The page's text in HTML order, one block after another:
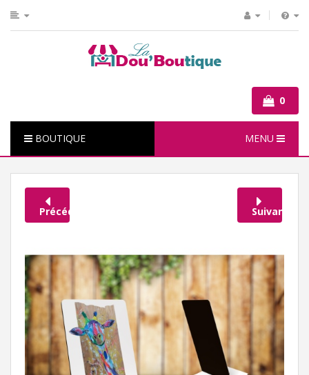
0
BOUTIQUE MENU
Précédent Suivant